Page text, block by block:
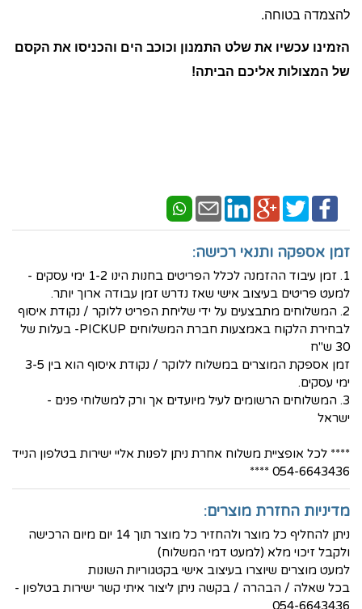
להצמדה בטוחה.
הזמינו עכשיו את שלט התמנון וכוכב הים והכניסו את הקסם
של המצולות אליכם הביתה!
זמן אספקה ותנאי רכישה:
1. זמן עיבוד ההזמנה לכלל הפריטים בחנות הינו 1-2 ימי עסקים -
למעט פריטים בעיצוב אישי שאז נדרש זמן עבודה ארוך יותר.
2. המשלוחים מתבצעים על ידי שליחת הפריט ללוקר / נקודת איסוף
לבחירת הלקוח באמצעות חברת המשלוחים PICKUP- בעלות של
30 ש"ח
זמן אספקת המוצרים במשלוח ללוקר / נקודת איסוף הוא בין 3-5
ימי עסקים.
3. המשלוחים הרשומים לעיל מיועדים אך ורק למשלוחי פנים -
ישראל
**** לכל אופציית משלוח אחרת ניתן לפנות אליי ישירות בטלפון הנייד
054-6643436 ****
מדיניות החזרת מוצרים:
ניתן להחליף כל מוצר ולהחזיר כל מוצר תוך 14 יום מיום הרכישה
ולקבל זיכוי מלא (למעט דמי המשלוח)
למעט מוצרים שיוצרו בעיצוב אישי בקטגוריות השונות
בכל שאלה / הבהרה / בקשה ניתן ליצור איתי קשר ישירות בטלפון -
054-6643436